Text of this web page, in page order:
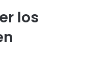
los